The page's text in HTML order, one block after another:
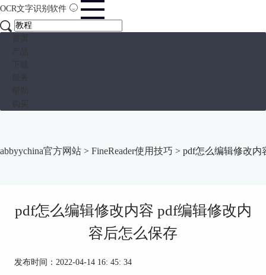
OCR文字识别软件
abbyychina官方网站 > FineReader使用技巧 > pdf怎么编辑修改内
pdf怎么编辑修改内容 pdf编辑修改内
容后怎么保存
发布时间：2022-04-14 16: 45: 34